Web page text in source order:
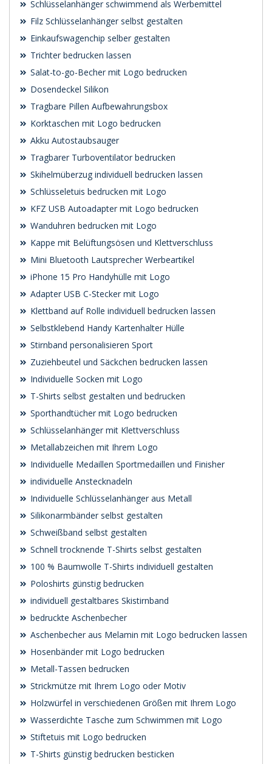
Schlüsselanhänger schwimmend als Werbemittel
Filz Schlüsselanhänger selbst gestalten
Einkaufswagenchip selber gestalten
Trichter bedrucken lassen
Salat-to-go-Becher mit Logo bedrucken
Dosendeckel Silikon
Tragbare Pillen Aufbewahrungsbox
Korktaschen mit Logo bedrucken
Akku Autostaubsauger
Tragbarer Turboventilator bedrucken
Skihelmüberzug individuell bedrucken lassen
Schlüsseletuis bedrucken mit Logo
KFZ USB Autoadapter mit Logo bedrucken
Wanduhren bedrucken mit Logo
Kappe mit Belüftungsösen und Klettverschluss
Mini Bluetooth Lautsprecher Werbeartikel
iPhone 15 Pro Handyhülle mit Logo
Adapter USB C-Stecker mit Logo
Klettband auf Rolle individuell bedrucken lassen
Selbstklebend Handy Kartenhalter Hülle
Stirnband personalisieren Sport
Zuziehbeutel und Säckchen bedrucken lassen
Individuelle Socken mit Logo
T-Shirts selbst gestalten und bedrucken
Sporthandtücher mit Logo bedrucken
Schlüsselanhänger mit Klettverschluss
Metallabzeichen mit Ihrem Logo
Individuelle Medaillen Sportmedaillen und Finisher
individuelle Anstecknadeln
Individuelle Schlüsselanhänger aus Metall
Silikonarmbänder selbst gestalten
Schweißband selbst gestalten
Schnell trocknende T-Shirts selbst gestalten
100 % Baumwolle T-Shirts individuell gestalten
Poloshirts günstig bedrucken
individuell gestaltbares Skistirnband
bedruckte Aschenbecher
Aschenbecher aus Melamin mit Logo bedrucken lassen
Hosenbänder mit Logo bedrucken
Metall-Tassen bedrucken
Strickmütze mit Ihrem Logo oder Motiv
Holzwürfel in verschiedenen Größen mit Ihrem Logo
Wasserdichte Tasche zum Schwimmen mit Logo
Stiftetuis mit Logo bedrucken
T-Shirts günstig bedrucken besticken